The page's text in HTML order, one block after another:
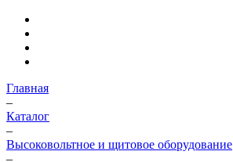
Главная
–
Каталог
–
Высоковольтное и щитовое оборудование
–